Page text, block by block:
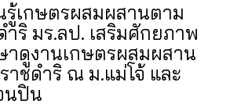
รู้เกษตรผสมผสานตาม
ำริ มร.ลป. เสริมศักยภาพ
าดูงานเกษตรผสมผสาน
าชดำริ ณ ม.แม่โจ้ และ
นปิน